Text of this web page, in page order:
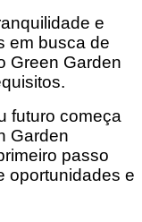
e
em busca de
Green Garden
futuro começa
Garden
passo
oportunidades e